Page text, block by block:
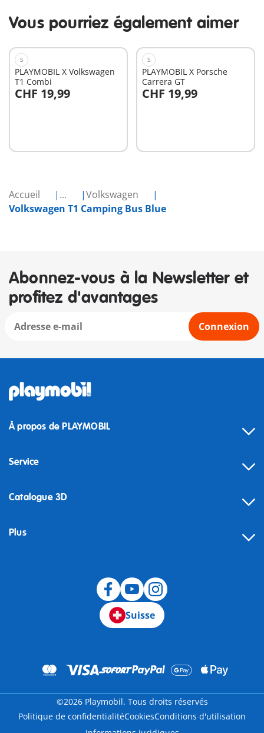
Accueil ...
Volkswagen
Volkswagen T1 Camping Bus Blue
Vous pourriez également aimer
S
PLAYMOBIL X Volkswagen
T1 Combi
CHF 19,99
Au panier
S
PLAYMOBIL X Porsche
Carrera GT
CHF 19,99
Au panier
Abonnez-vous à la Newsletter et
profitez d'avantages
Connexion
À propos de PLAYMOBIL
Service
Catalogue 3D
Plus
Suisse
©2026 Playmobil. Tous droits réservés
Politique de confidentialitéCookiesConditions d'utilisation